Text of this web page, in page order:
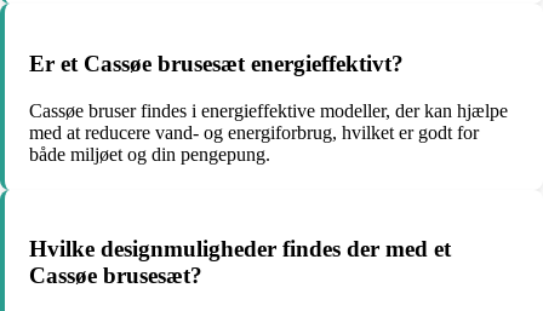
Er et Cassøe brusesæt energieffektivt?
Cassøe bruser findes i energieffektive modeller, der kan hjælpe
med at reducere vand- og energiforbrug, hvilket er godt for
både miljøet og din pengepung.
Hvilke designmuligheder findes der med et
Cassøe brusesæt?